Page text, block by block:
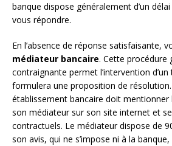
banque dispose généralement d’un
vous répondre.
En l’absence de réponse satisfaisante,
médiateur bancaire. Cette procédure
contraignante permet l’intervention
formulera une proposition de résolution.
établissement bancaire doit mentionner
son médiateur sur son site internet et
contractuels. Le médiateur dispose de
son avis, qui ne s’impose ni à la